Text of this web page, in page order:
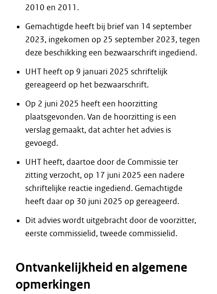
2010 en 2011.
Gemachtigde heeft bij brief van 14 september
2023, ingekomen op 25 september 2023, tegen
deze beschikking een bezwaarschrift ingediend.
UHT heeft op 9 januari 2025 schriftelijk
gereageerd op het bezwaarschrift.
Op 2 juni 2025 heeft een hoorzitting
plaatsgevonden. Van de hoorzitting is een
verslag gemaakt, dat achter het advies is
gevoegd.
UHT heeft, daartoe door de Commissie ter
zitting verzocht, op 17 juni 2025 een nadere
schriftelijke reactie ingediend. Gemachtigde
heeft daar op 30 juni 2025 op gereageerd.
Dit advies wordt uitgebracht door de voorzitter,
eerste commissielid, tweede commissielid.
Ontvankelijkheid en algemene
opmerkingen